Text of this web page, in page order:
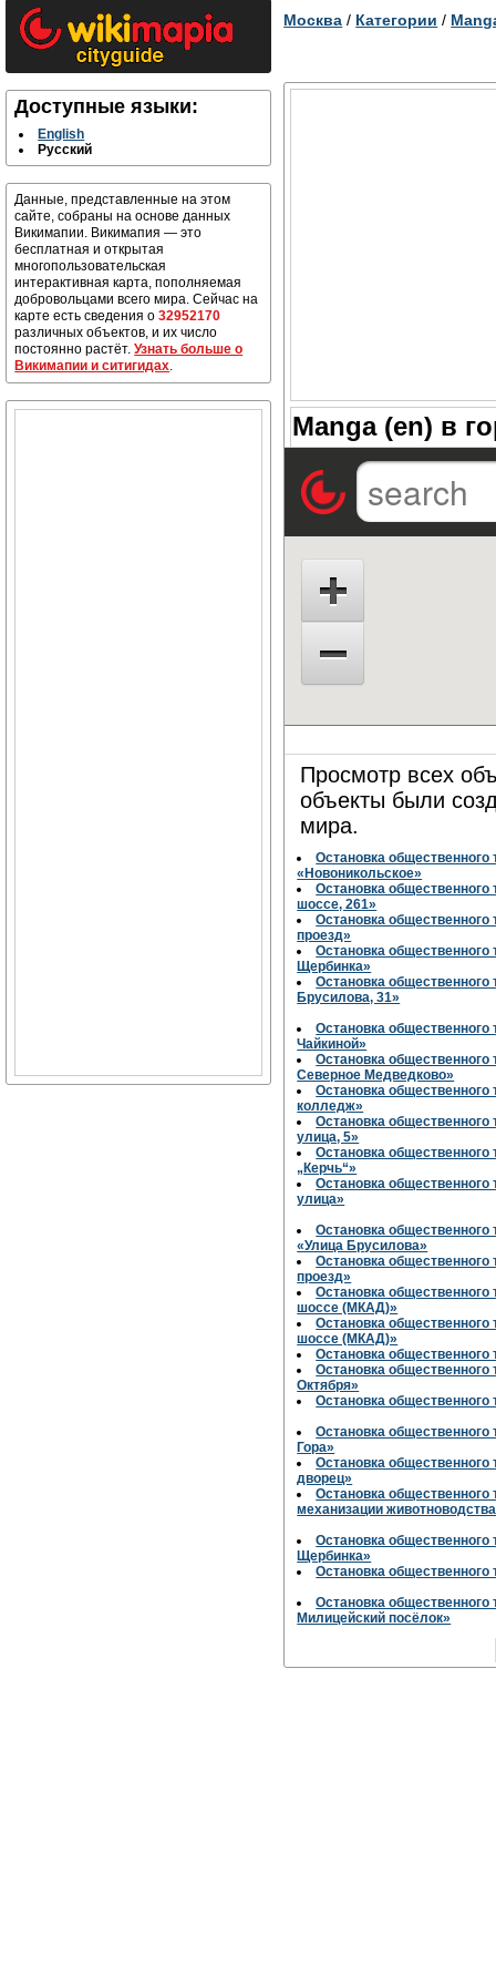
Доступные языки:
English
Русский
Данные, представленные на этом
сайте, собраны на основе данных
Викимапии. Викимапия — это
бесплатная и открытая
многопользовательская
интерактивная карта, пополняемая
добровольцами всего мира. Сейчас на
карте есть сведения о32952170
различных объектов, и их число
постоянно растёт.Узнать больше о
Викимапии и ситигидах.
Москва / Категории /
Manga (en) в
Просмотр всех
объекты были
мира.
Остановка общественного
«Новоникольское»
Остановка
шоссе, 261»
Остановка
проезд»
Остановка
Щербинка»
Остановка общественного
Брусилова, 31»
Остановка общественного
Чайкиной»
Остановка общественного
Северное Медведково»
Остановка
колледж»
Остановка
улица, 5»
Остановка общественного
„Керчь“»
Остановка общественного
улица»
Остановка общественного
«Улица Брусилова»
Остановка
проезд»
Остановка
шоссе (МКАД)»
Остановка
шоссе (МКАД)»
Остановка общественного
Остановка общественного
Октября»
Остановка
Остановка общественного
Гора»
Остановка
дворец»
Остановка общественного
механизации
Остановка общественного
Щербинка»
Остановка
Остановка общественного
Милицейский посёлок»